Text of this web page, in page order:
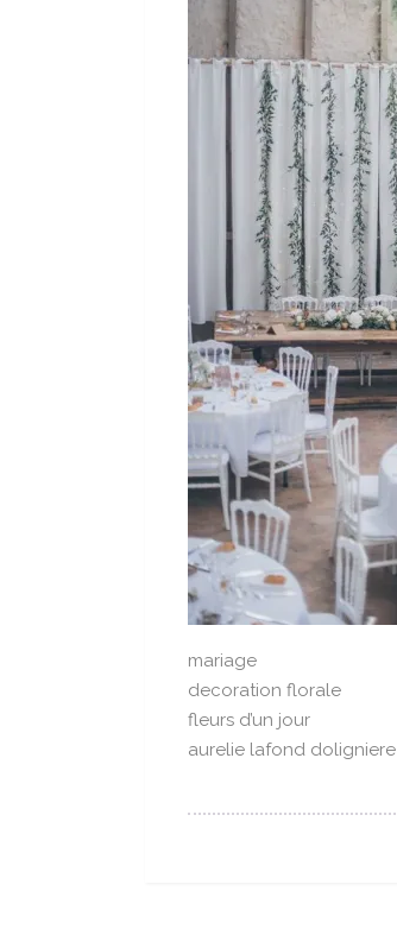
mariage
decoration florale
fleurs d’un jour
aurelie lafond doligniere